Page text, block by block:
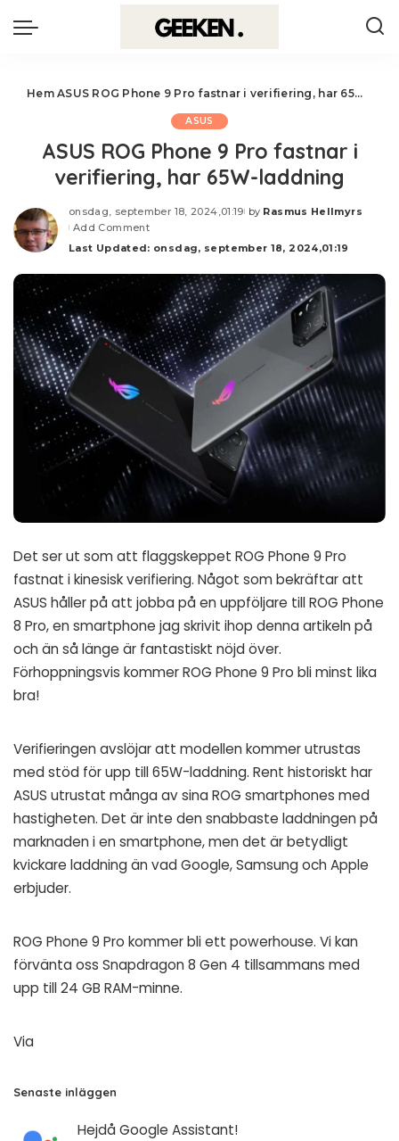
Hem ASUS ROG Phone 9 Pro fastnar i verifiering, har 65W-laddning
ASUS
ASUS ROG Phone 9 Pro fastnar i
verifiering, har 65W-laddning
onsdag, september 18, 2024,01:19
Posted
by Rasmus Hellmyrs
Add Comment
Last Updated: onsdag, september 18, 2024,01:19
Det ser ut som att flaggskeppet ROG Phone 9 Pro
fastnat i kinesisk verifiering. Något som bekräftar att
ASUS håller på att jobba på en uppföljare till ROG Phone
8 Pro, en smartphone jag skrivit ihop denna artikeln på
och än så länge är fantastiskt nöjd över.
Förhoppningsvis kommer ROG Phone 9 Pro bli minst lika
bra!
Verifieringen avslöjar att modellen kommer utrustas
med stöd för upp till 65W-laddning. Rent historiskt har
ASUS utrustat många av sina ROG smartphones med
hastigheten. Det är inte den snabbaste laddningen på
marknaden i en smartphone, men det är betydligt
kvickare laddning än vad Google, Samsung och Apple
erbjuder.
ROG Phone 9 Pro kommer bli ett powerhouse. Vi kan
förvänta oss Snapdragon 8 Gen 4 tillsammans med
upp till 24 GB RAM-minne.
Via
Senaste inläggen
Hejdå Google Assistant!